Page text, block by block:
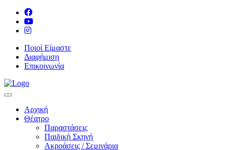
Ποιοί Είμαστε
Διαφήμιση
Επικοινωνία
Αρχική
Θέατρο
Παραστάσεις
Παιδική Σκηνή
Ακροάσεις / Σεμινάρια